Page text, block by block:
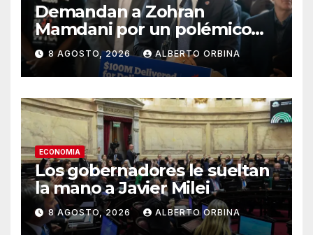
Demandan a Zohran
Mamdani por un polémico
impuesto inmobiliario que
podría afectar a miles de
personas
8 AGOSTO, 2026 ALBERTO ORBINA
ECONOMIA
Los gobernadores le sueltan
la mano a Javier Milei
8 AGOSTO, 2026 ALBERTO ORBINA